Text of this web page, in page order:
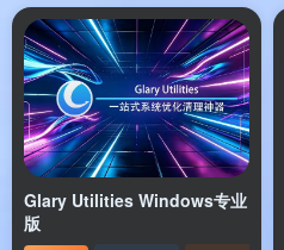
Glary Utilities Windows专业
版